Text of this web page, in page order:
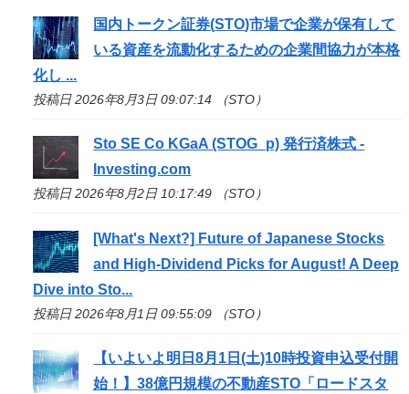
国内トークン証券(STO)市場で企業が保有して
いる資産を流動化するための企業間協力が本格
化し ...
投稿日 2026年8月3日 09:07:14 （STO）
Sto SE Co KGaA (STOG_p) 発行済株式 -
Investing.com
投稿日 2026年8月2日 10:17:49 （STO）
[What's Next?] Future of Japanese Stocks
and High-Dividend Picks for August! A Deep
Dive intoSto...
投稿日 2026年8月1日 09:55:09 （STO）
【いよいよ明日8月1日(土)10時投資申込受付開
始！】38億円規模の不動産STO 「ロードスタ